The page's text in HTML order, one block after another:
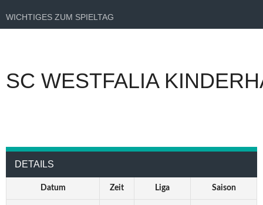
WICHTIGES ZUM SPIELTAG
SC WESTFALIA
DETAILS
Datum Zeit Liga Saison